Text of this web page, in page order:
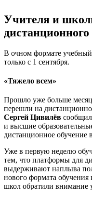
Учителя и
В очном формате учебный
только с 1 сентября.
«Тяжело всем»
Прошло уже больше
перешли на
Сергей Цивилёв
и высшие
дистанционное обучение
Уже в первую неделю
тем, что платформы для
выдерживают наплыва
нового формата обучения
школ обратили внимание